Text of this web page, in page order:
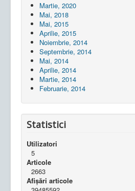
Martie, 2020
Mai, 2018
Mai, 2015
Aprilie, 2015
Noiembrie, 2014
Septembrie, 2014
Mai, 2014
Aprilie, 2014
Martie, 2014
Februarie, 2014
Statistici
Utilizatori
5
Articole
2663
Afișări articole